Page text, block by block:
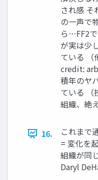
され感 そ
の⼀声で
ら…FF2
が実は少
ている （
credit:
積年のヤ
ている （
組織、絶
16.
これまで
= 変化を
組織が同
Daryl